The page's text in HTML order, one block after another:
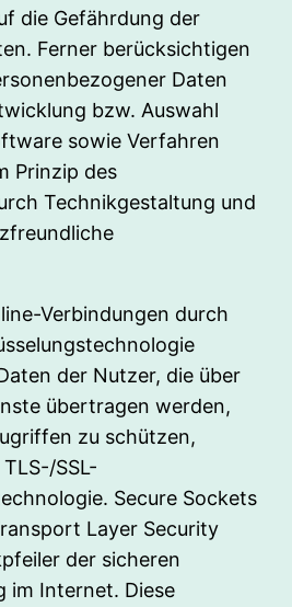
die Gefährdung der
Ferner berücksichtigen
Daten
bzw. Auswahl
sowie Verfahren
Prinzip des
Technikgestaltung und
Verbindungen durch
der Nutzer, die über
übertragen werden,
zu schützen,
SSL-
Secure Sockets
Layer Security
der sicheren
im Internet. Diese